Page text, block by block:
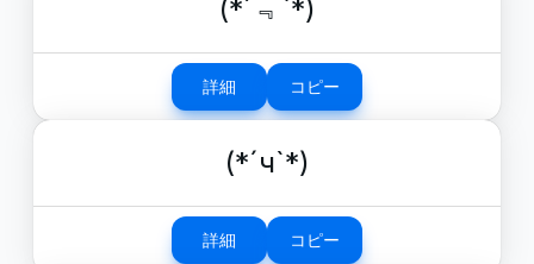
(*´﹃`*)
詳細 コピー
(*´ч`*)
詳細 コピー